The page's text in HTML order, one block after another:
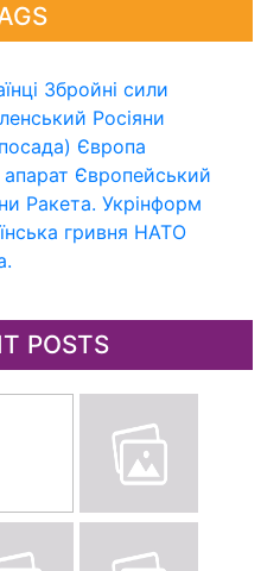
Збройні сили
Росіяни
Європа
апарат Європейський
Ракета. Укрінформ
гривня НАТО
POSTS